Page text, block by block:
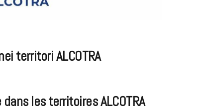
territori ALCOTRA
les territoires ALCOTRA